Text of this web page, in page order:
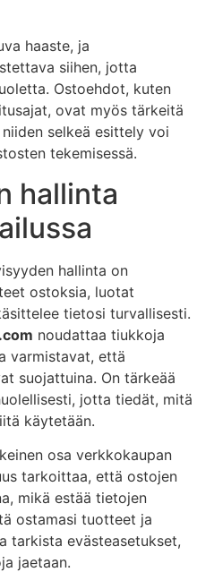
haaste, ja
siihen, jotta
Ostoehdot, kuten
ovat myös tärkeitä
selkeä esittely voi
tekemisessä.
hallinta
hallinta on
ostoksia, luotat
tietosi turvallisesti.
noudattaa tiukkoja
varmistavat, että
suojattuina. On tärkeää
jotta tiedät, mitä
käytetään.
osa verkkokaupan
tarkoittaa, että ostojen
mikä estää tietojen
ostamasi tuotteet ja
tarkista evästeasetukset,
jaetaan.